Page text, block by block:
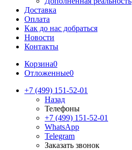
Доставка
Оплата
Как до нас добраться
Новости
Контакты
Корзина0
Отложенные0
+7 (499) 151-52-01
Назад
Телефоны
+7 (499) 151-52-01
WhatsApp
Telegram
Заказать звонок